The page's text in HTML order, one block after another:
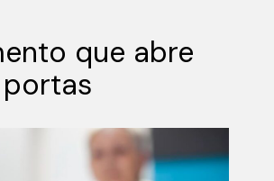
que abre